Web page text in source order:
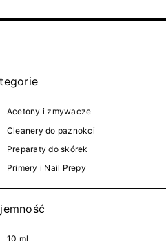
Acetony i zmywacze
Cleanery do paznokci
Preparaty do skórek
Primery i Nail Prepy
10 ml